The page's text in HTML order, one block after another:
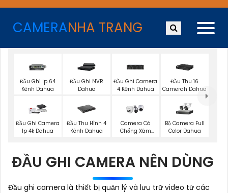
CAMERANHA TRANG
Đầu Ghi Ip 64
Kênh Dahua
Đầu Ghi NVR
Dahua
Đầu Ghi Camera
4 Kênh Dahua
Đầu Thu 16
Camerah Dahua
Đầu Ghi Camera
Ip 4k Dahua
Đầu Thu Hình 4
Kênh Dahua
Camera Có
Chống Xâm
Bộ Camera Full
Color Dahua
ĐẦU GHI CAMERA NÊN DÙNG
Đầu ghi camera là thiết bị quản lý và lưu trữ video từ các